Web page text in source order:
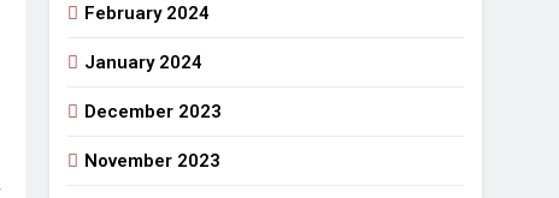
February 2024
January 2024
December 2023
November 2023